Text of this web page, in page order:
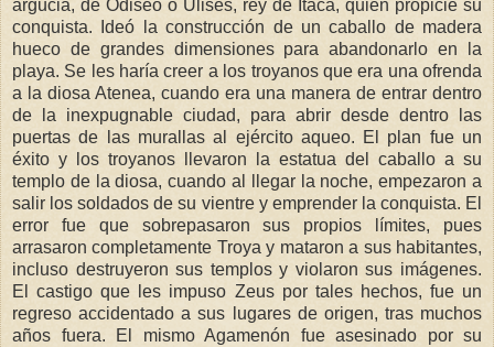
argucia, de Odiseo o Ulises, rey de Ítaca, quien propicie su
conquista. Ideó la construcción de un caballo de madera
hueco de grandes dimensiones para abandonarlo en la
playa. Se les haría creer a los troyanos que era una ofrenda
a la diosa Atenea, cuando era una manera de entrar dentro
de la inexpugnable ciudad, para abrir desde dentro las
puertas de las murallas al ejército aqueo. El plan fue un
éxito y los troyanos llevaron la estatua del caballo a su
templo de la diosa, cuando al llegar la noche, empezaron a
salir los soldados de su vientre y emprender la conquista. El
error fue que sobrepasaron sus propios límites, pues
arrasaron completamente Troya y mataron a sus habitantes,
incluso destruyeron sus templos y violaron sus imágenes.
El castigo que les impuso Zeus por tales hechos, fue un
regreso accidentado a sus lugares de origen, tras muchos
años fuera. El mismo Agamenón fue asesinado por su